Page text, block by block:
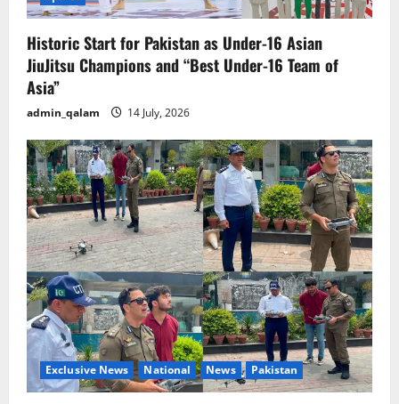
Historic Start for Pakistan as Under-16 Asian
JiuJitsu Champions and “Best Under-16 Team of
Asia”
admin_qalam 14 July, 2026
Exclusive News National News Pakistan